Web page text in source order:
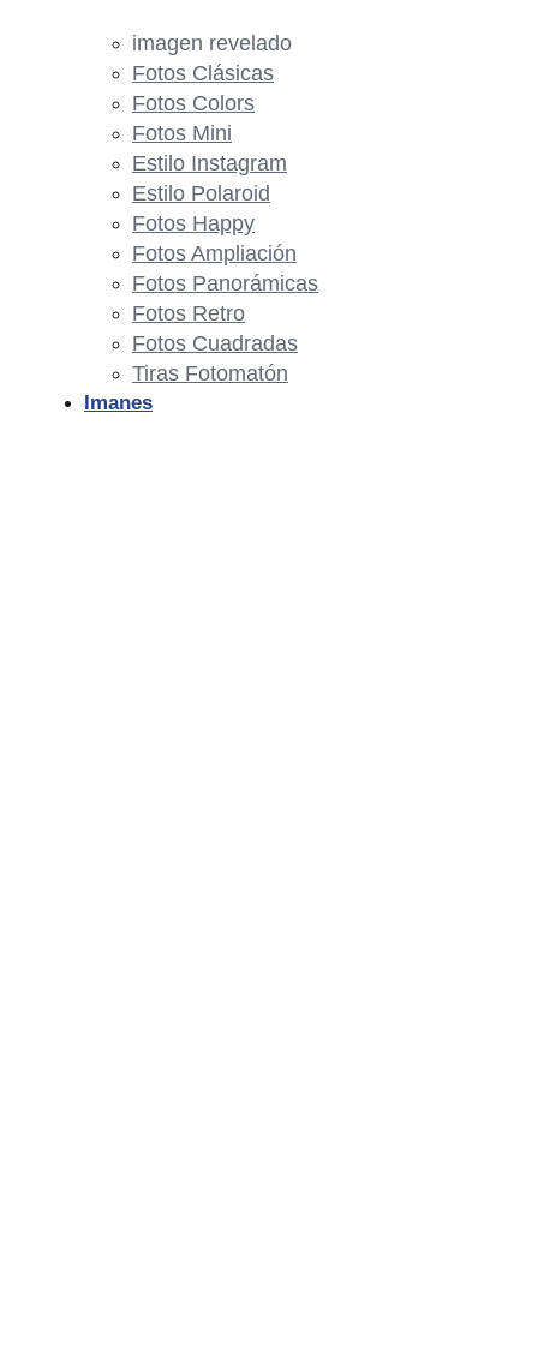
imagen revelado
Fotos Clásicas
Fotos Colors
Fotos Mini
Estilo Instagram
Estilo Polaroid
Fotos Happy
Fotos Ampliación
Fotos Panorámicas
Fotos Retro
Fotos Cuadradas
Tiras Fotomatón
Imanes